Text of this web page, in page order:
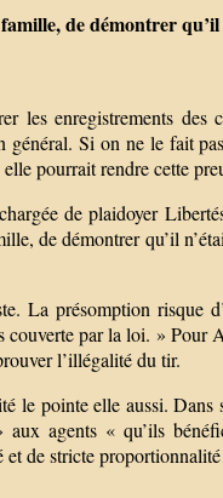
de démontrer
les enregistrements des
Si on ne le fait
pourrait rendre cette
de plaidoyer
de démontrer qu’il
La présomption risque
par la loi. » Pour
l’illégalité du tir.
le pointe elle aussi.
agents « qu’ils
et de stricte